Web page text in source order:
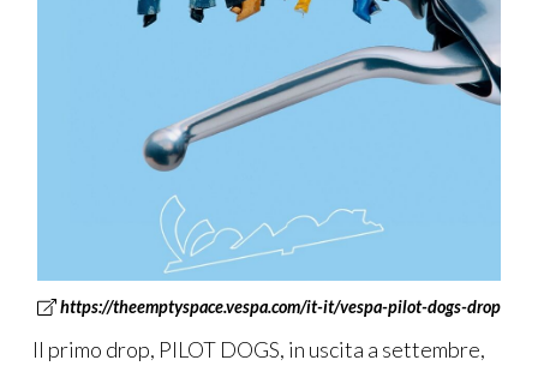
https://theemptyspace.vespa.com/it-it/vespa-pilot-dogs-drop
Il primo drop, PILOT DOGS, in uscita a settembre,